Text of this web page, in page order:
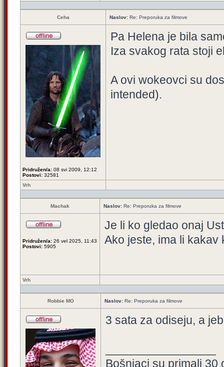
Ceha Naslov: Re: Preporuka za filmove
Pridružen/a: 08 svi 2009, 12:12
Postovi: 32581
Pa Helena je bila
Iza svakog rata stoji
A ovi wokeovci su
intended).
Vrh
Machak Naslov: Re: Preporuka za filmove
Pridružen/a: 26 vel 2025, 11:43
Postovi: 5905
Je li ko gledao onaj
Ako jeste, ima li
Vrh
Robbie MO Naslov: Re: Preporuka za filmove
3 sata za odiseju, a
Bošnjaci su primali 30